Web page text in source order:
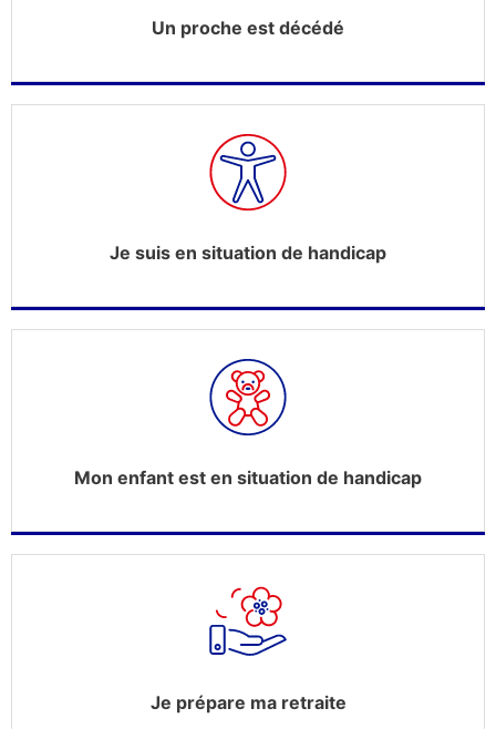
Un proche est décédé
Je suis en situation de handicap
Mon enfant est en situation de handicap
Je prépare ma retraite